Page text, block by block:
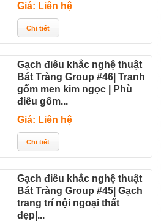
Giá: Liên hệ
Gạch điêu khắc nghệ thuật
Bát Tràng Group #46| Tranh
gốm men kim ngọc | Phù
điêu gốm...
Giá: Liên hệ
Gạch điêu khắc nghệ thuật
Bát Tràng Group #45| Gạch
trang trí nội ngoại thất
đẹp|...